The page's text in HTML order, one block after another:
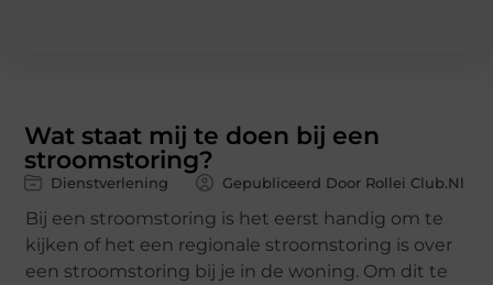
Wat staat mij te doen bij een
stroomstoring?
Dienstverlening Gepubliceerd Door Rollei Club.nl
Bij een stroomstoring is het eerst handig om te
kijken of het een regionale stroomstoring is over
een stroomstoring bij je in de woning. Om dit te